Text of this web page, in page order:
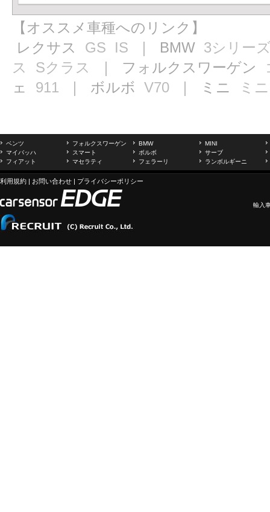
【オススメ車種へのリンク】
レクサス GS IS ｜ BMW 3シリー
ス
Sクラス ｜ フォルクスワーゲン
ェ 911 ｜ ボルボ V70 ｜ ミニ ミニ
ベンツ フォルクスワーゲン BMW
MINI
マイバッハ
スマート ボルボ
サーブ
フィアット
マセラティ フェラーリ ランボルギーニ
利用規約 | お問い合わせ | プライバシーポリシー
輸入